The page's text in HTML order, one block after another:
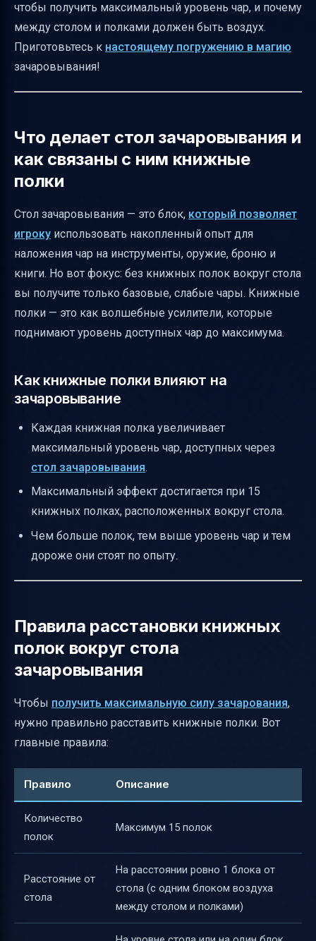
Практические советы по использованию
Крафт книжных полок и их добыча
Итоговая таблица: влияние количества
Полезные ссылки
чтобы получить максимальный уровень чар, и почему
между столом и полками должен быть воздух.
Приготовьтесь к настоящему погружению в магию
зачаровывания!
Что делает стол зачаровывания и
как связаны с ним книжные
полки
Стол зачаровывания — это блок, который позволяет
игроку использовать накопленный опыт для
наложения чар на инструменты, оружие, броню и
книги. Но вот фокус: без книжных полок вокруг стола
вы получите только базовые, слабые чары. Книжные
полки — это как волшебные усилители, которые
поднимают уровень доступных чар до максимума.
Как книжные полки влияют на
зачаровывание
Каждая книжная полка увеличивает
максимальный уровень чар, доступных через
стол зачаровывания.
Максимальный эффект достигается при 15
книжных полках, расположенных вокруг стола.
Чем больше полок, тем выше уровень чар и тем
дороже они стоят по опыту.
Правила расстановки книжных
полок вокруг стола
зачаровывания
Чтобы получить максимальную силу зачарования,
нужно правильно расставить книжные полки. Вот
главные правила:
Правило Описание
Количество
полок
Максимум 15 полок
Расстояние от
стола
На расстоянии ровно 1 блока от
стола (с одним блоком воздуха
между столом и полками)